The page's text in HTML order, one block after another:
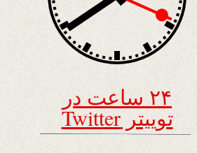
۲۴ ساعت در
توییتر Twitter